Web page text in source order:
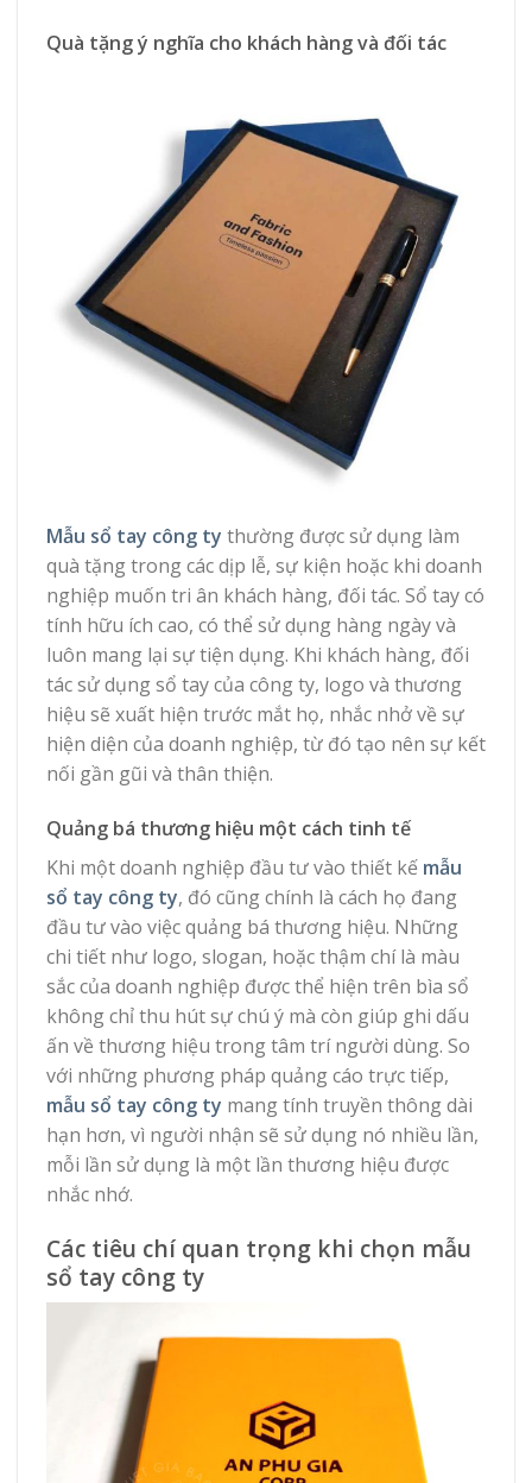
Quà tặng ý nghĩa cho khách hàng và đối tác
Mẫu sổ tay công ty thường được sử dụng làm
quà tặng trong các dịp lễ, sự kiện hoặc khi doanh
nghiệp muốn tri ân khách hàng, đối tác. Sổ tay có
tính hữu ích cao, có thể sử dụng hàng ngày và
luôn mang lại sự tiện dụng. Khi khách hàng, đối
tác sử dụng sổ tay của công ty, logo và thương
hiệu sẽ xuất hiện trước mắt họ, nhắc nhở về sự
hiện diện của doanh nghiệp, từ đó tạo nên sự kết
nối gần gũi và thân thiện.
Quảng bá thương hiệu một cách tinh tế
Khi một doanh nghiệp đầu tư vào thiết kế mẫu
sổ tay công ty, đó cũng chính là cách họ đang
đầu tư vào việc quảng bá thương hiệu. Những
chi tiết như logo, slogan, hoặc thậm chí là màu
sắc của doanh nghiệp được thể hiện trên bìa sổ
không chỉ thu hút sự chú ý mà còn giúp ghi dấu
ấn về thương hiệu trong tâm trí người dùng. So
với những phương pháp quảng cáo trực tiếp,
mẫu sổ tay công ty mang tính truyền thông dài
hạn hơn, vì người nhận sẽ sử dụng nó nhiều lần,
mỗi lần sử dụng là một lần thương hiệu được
nhắc nhớ.
Các tiêu chí quan trọng khi chọn mẫu
sổ tay công ty